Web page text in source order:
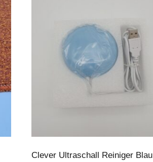
Clever Ultraschall Reiniger Blau